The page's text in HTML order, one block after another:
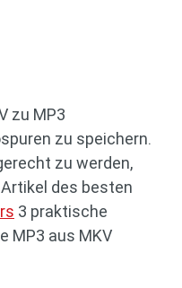
zu MP3
zu speichern.
zu werden,
des besten
3 praktische
MP3 aus MKV